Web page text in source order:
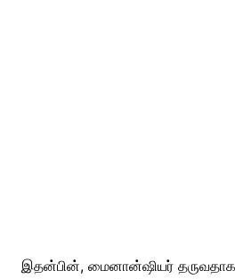
இதன்பின், மைனான்ஷியர்